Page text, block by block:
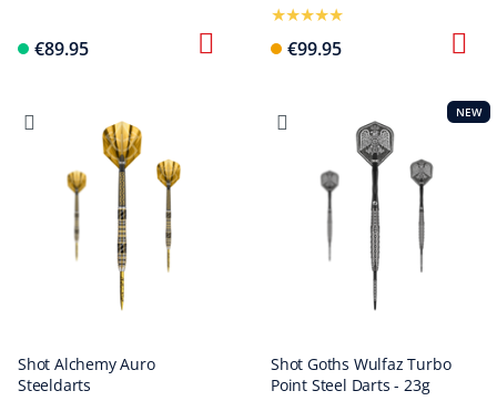
€89.95 €99.95
Shot Alchemy Auro
Steeldarts
NEW
Shot Goths Wulfaz Turbo
Point Steel Darts - 23g